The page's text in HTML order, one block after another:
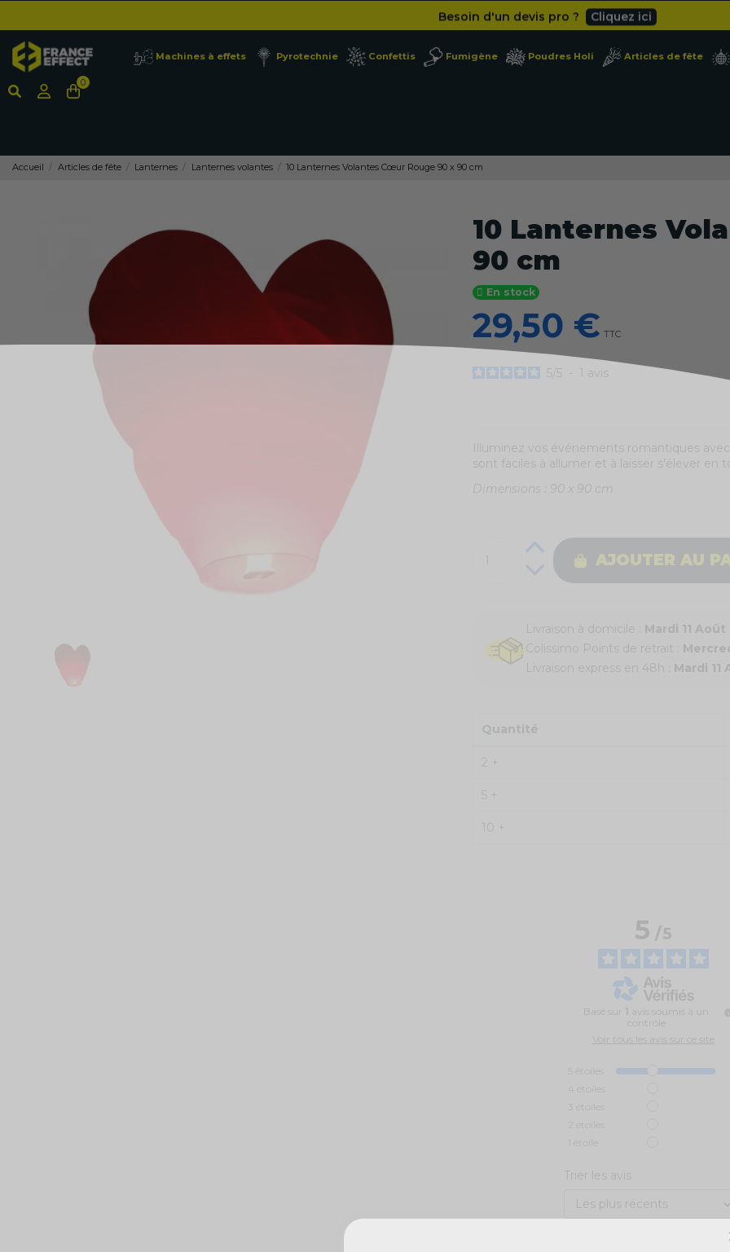
Besoin d'un devis pro ?
Cliquez ici
dès 49
Machines à effets Pyrotechnie Confettis Fumigène Poudres Holi Articles de fête
0
Accueil Articles de fête Lanternes Lanternes volantes 10 Lanternes Volantes Cœur Rouge 90 x 90 cm
10 Lanternes
90 cm
En stock
29,50 € TTC
5 5 - 1 avis
Illuminez vos événements romantiques
sont faciles à allumer et à laisser s'élever en
Dimensions : 90 x 90 cm
AJOUTER AU
Livraison à domicile : Mardi 11 Août
Colissimo Points de retrait :
Livraison express en 48h : Mardi 11
Quantité
2 +
5 +
10 +
5/5
Basé sur
avis soumis à un
contrôle
Voir tous les avis sur ce site
Trier les avis